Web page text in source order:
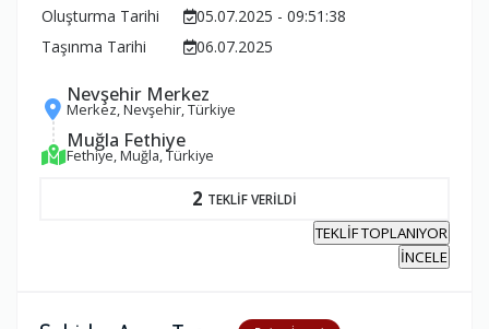
Oluşturma Tarihi
05.07.2025 - 09:51:38
Taşınma Tarihi
06.07.2025
Nevşehir Merkez
Merkez, Nevşehir, Türkiye
Muğla Fethiye
Fethiye, Muğla, Türkiye
2 TEKLİF VERİLDİ
TEKLİF TOPLANIYOR
İNCELE